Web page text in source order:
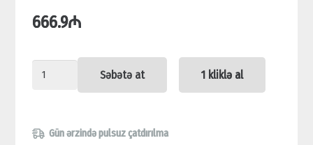
666.9₼
LE05-
DÖŞƏMƏYƏ
Səbətə at 1 kliklə al
Gün ərzində pulsuz çatdırılma